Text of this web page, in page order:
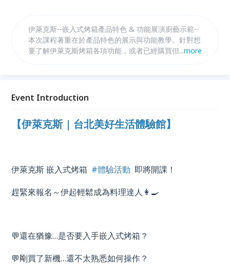
伊萊克斯--嵌入式烤箱產品特色 & 功能展演廚藝示範--
本次課程著重在於產品特色的展示與功能教學。針對想
要了解伊萊克斯烤箱各項功能，或者已經購買但不太會
...more
Event Introduction
【伊萊克斯 | 台北美好生活體驗館】
伊萊克斯 嵌入式烤箱 #體驗活動 即將開課！
趕緊來報名～伊起輕鬆成為料理達人👩‍🍳
💬還在猶豫…是否要入手嵌入式烤箱？
💬剛買了新機…還不太熟悉如何操作？